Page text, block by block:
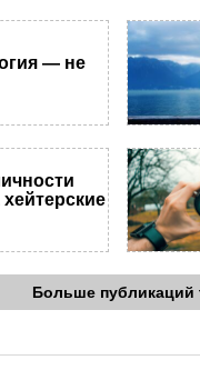
— не
Больше публикаций